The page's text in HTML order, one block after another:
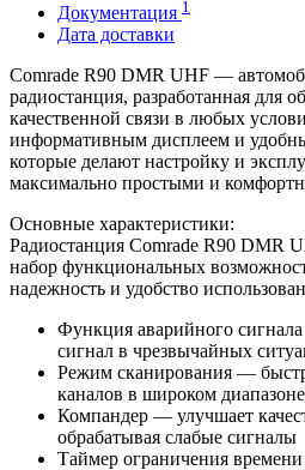
Документация 1
Дата доставки
Comrade R90 DMR UHF —
радиостанция, разработанная для
качественной связи в любых
информативным дисплеем и
которые делают настройку и
максимально простыми и
Основные характеристики:
Радиостанция Comrade R90 DMR
набор функциональных
надежность и удобство
Функция аварийного
сигнал в чрезвычайных
Режим сканирования —
каналов в широком диапазоне
Компандер — улучшает
обрабатывая слабые сигналы
Таймер ограничения